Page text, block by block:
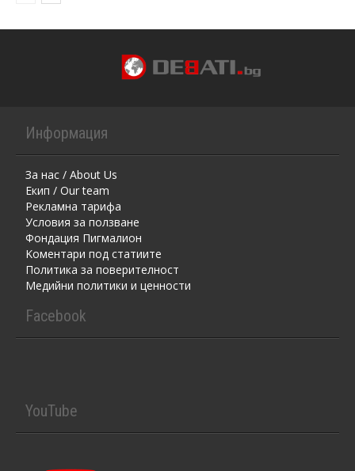
Информация
За нас / About Us
Екип / Our team
Рекламна тарифа
Условия за ползване
Фондация Пигмалион
Kоментaри под статиите
Политика за поверителност
Медийни политики и ценности
Facebook
YouTube